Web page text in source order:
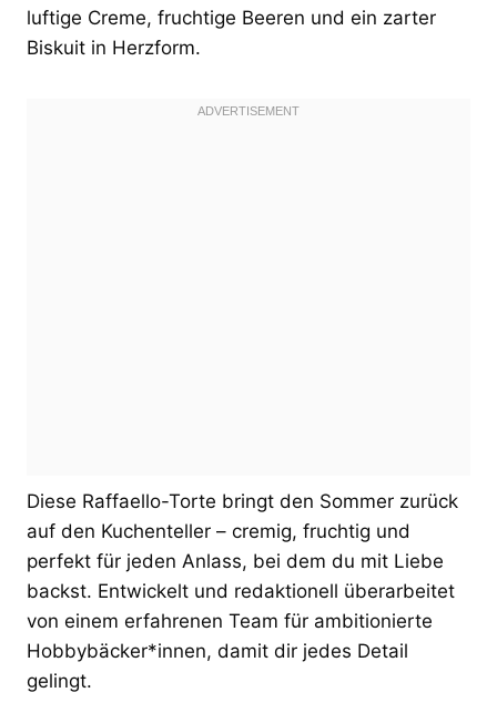
luftige Creme, fruchtige Beeren und ein zarter
Biskuit in Herzform.
Diese Raffaello-Torte bringt den Sommer zurück
auf den Kuchenteller – cremig, fruchtig und
perfekt für jeden Anlass, bei dem du mit Liebe
backst. Entwickelt und redaktionell überarbeitet
von einem erfahrenen Team für ambitionierte
Hobbybäcker*innen, damit dir jedes Detail
gelingt.